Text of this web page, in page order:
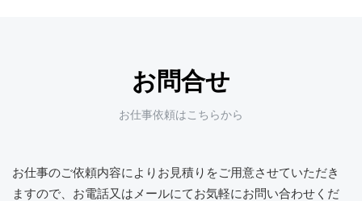
お問合せ
お仕事依頼はこちらから
お仕事のご依頼内容によりお見積りをご用意させていただき
ますので、 お電話又はメールにてお気軽にお問い合わせくだ